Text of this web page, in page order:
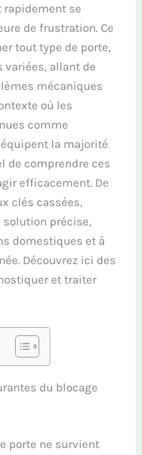
rapidement se
de frustration. Ce
tout type de porte,
variées, allant de
mécaniques
où les
comme
la majorité
de comprendre ces
efficacement. De
clés cassées,
précise,
domestiques et à
Découvrez ici des
et traiter
du blocage
porte ne survient